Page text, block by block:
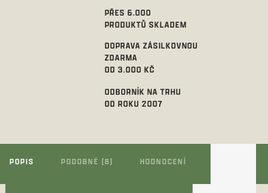
PŘES 6.000
PRODUKTŮ SKLADEM
DOPRAVA ZÁSILKOVNOU
ZDARMA
OD 3.000 KČ
ODBORNÍK NA TRHU
OD ROKU 2007
POPIS PODOBNÉ (8) HODNOCENÍ